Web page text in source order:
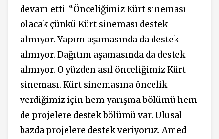
devam etti: “Önceliğimiz Kürt sineması
olacak çünkü Kürt sineması destek
almıyor. Yapım aşamasında da destek
almıyor. Dağıtım aşamasında da destek
almıyor. O yüzden asıl önceliğimiz Kürt
sineması. Kürt sinemasına öncelik
verdiğimiz için hem yarışma bölümü hem
de projelere destek bölümü var. Ulusal
bazda projelere destek veriyoruz. Amed